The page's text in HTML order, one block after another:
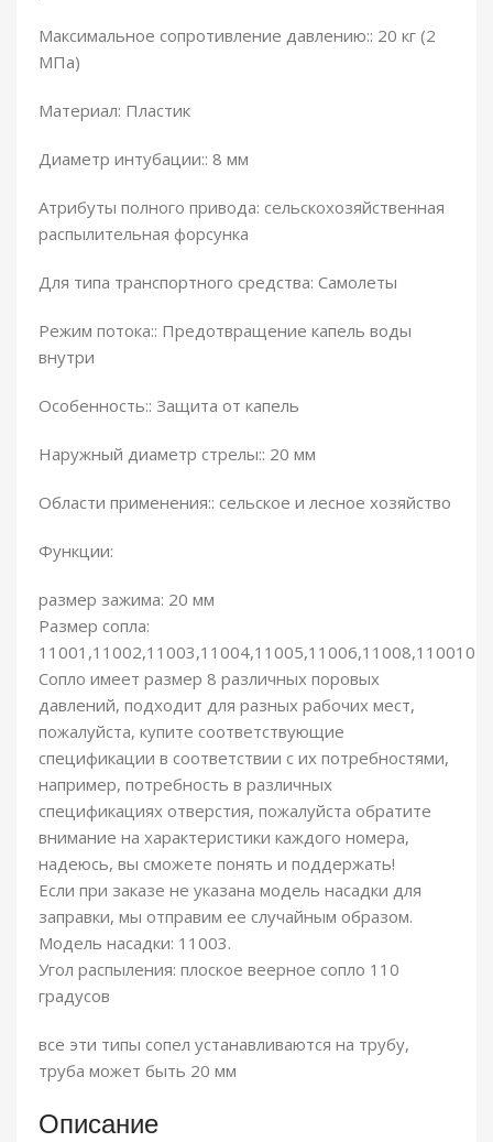
Максимальное сопротивление давлению:: 20 кг (2
МПа)
Материал: Пластик
Диаметр интубации:: 8 мм
Атрибуты полного привода: сельскохозяйственная
распылительная форсунка
Для типа транспортного средства: Самолеты
Режим потока:: Предотвращение капель воды
внутри
Особенность:: Защита от капель
Наружный диаметр стрелы:: 20 мм
Области применения:: сельское и лесное хозяйство
Функции:
размер зажима: 20 мм
Размер сопла:
11001,11002,11003,11004,11005,11006,11008,110010
Сопло имеет размер 8 различных поровых
давлений, подходит для разных рабочих мест,
пожалуйста, купите соответствующие
спецификации в соответствии с их потребностями,
например, потребность в различных
спецификациях отверстия, пожалуйста обратите
внимание на характеристики каждого номера,
надеюсь, вы сможете понять и поддержать!
Если при заказе не указана модель насадки для
заправки, мы отправим ее случайным образом.
Модель насадки: 11003.
Угол распыления: плоское веерное сопло 110
градусов
все эти типы сопел устанавливаются на трубу,
труба может быть 20 мм
Описание